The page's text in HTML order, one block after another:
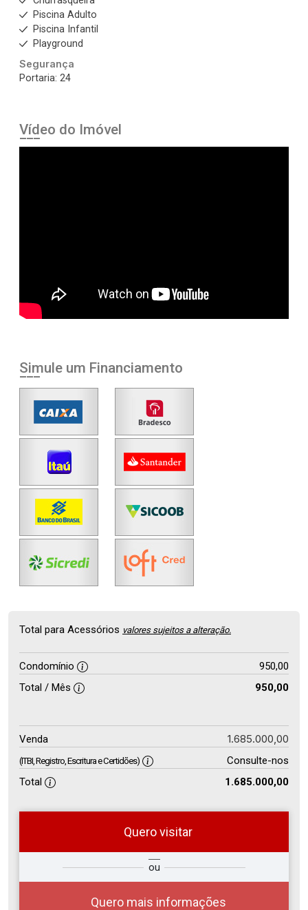
Piscina Adulto
Piscina Infantil
Playground
Segurança
Portaria: 24
Vídeo do Imóvel
Simule um Financiamento
Total para Acessórios valores sujeitos a alteração.
Condomínio
950,00
Total / Mês
950,00
Venda 1.685.000,00
(ITBI, Registro, Escritura e Certidões)
Consulte-nos
Total
1.685.000,00
Quero visitar
ou
Quero mais informações
Qual o melhor dia e horário para
você?